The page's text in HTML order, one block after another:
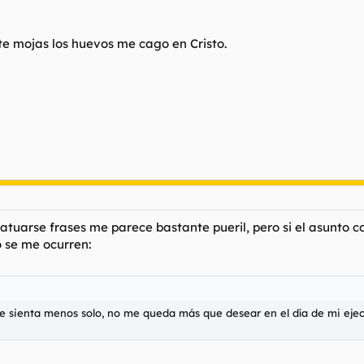
mojas los huevos me cago en Cristo.
frases me parece bastante pueril, pero si el asunto
se me ocurren:
sienta menos solo, no me queda más que desear en el día de mi